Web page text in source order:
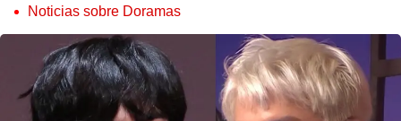
Noticias sobre Doramas